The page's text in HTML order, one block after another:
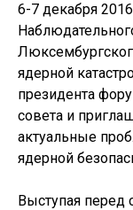
6-7 декабря
ядерной
президента
совета и
актуальные
ядерной
Выступая перед